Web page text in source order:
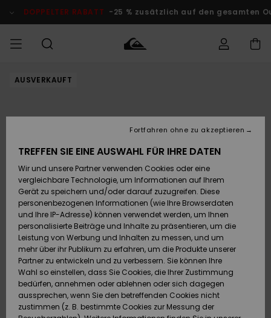
Produktinformation
DOPPELTER RABATT -25 % zusätzlich auf den gesamten
MÄNNER
Accessoires
Schuhe&
Flip-Flops
Surf
Snow
Brandneu
JUNGEN
Accessoires
Schuhe&
Flip-Flops
Surf
Snow
Brandneu
FRAUEN
Brandneu
Highlights
Snow
SURF
Kinder
Highlights
Community
SNOW
Kinder
Snow Shop
Damen
Highlights
Community
DOPPELTER
RABATT
KINDER
Outlet
Frauen
HILFE & KONTAKT
Versand
Retouren
Bezahlung
Geschenkkarte
Quiksilver
Freedom
Datenschutz
AUSVERKAUFT
TREFFEN SIE EINE AUSWAHL FÜR IHRE DATEN
Wir und unsere Partner verwenden Cookies oder eine
vergleichbare Technologie, um Informationen auf Ihrem
Gerät zu speichern und/oder darauf zuzugreifen. Diese
personenbezogenen Informationen (wie Ihre Browserdaten
und Ihre IP-Adresse) können verwendet werden, um Ihnen
personalisierte Beiträge und Inhalte zu präsentieren, um die
Leistung von Werbung und Inhalten zu messen, und um
mehr über ihr Publikum zu erfahren, um die Produkte unserer
Partner zu entwickeln und zu verbessern. Sie können Ihre
Wahl so einstellen, dass Sie Cookies, die Ihrer Zustimmung
bedürfen, annehmen oder ablehnen oder sich dagegen
aussprechen, wenn Sie den betreffenden Cookies nicht
zustimmen (z. B. bestimmte Cookies zur Messung der
Fortfahren ohne zu akzeptieren